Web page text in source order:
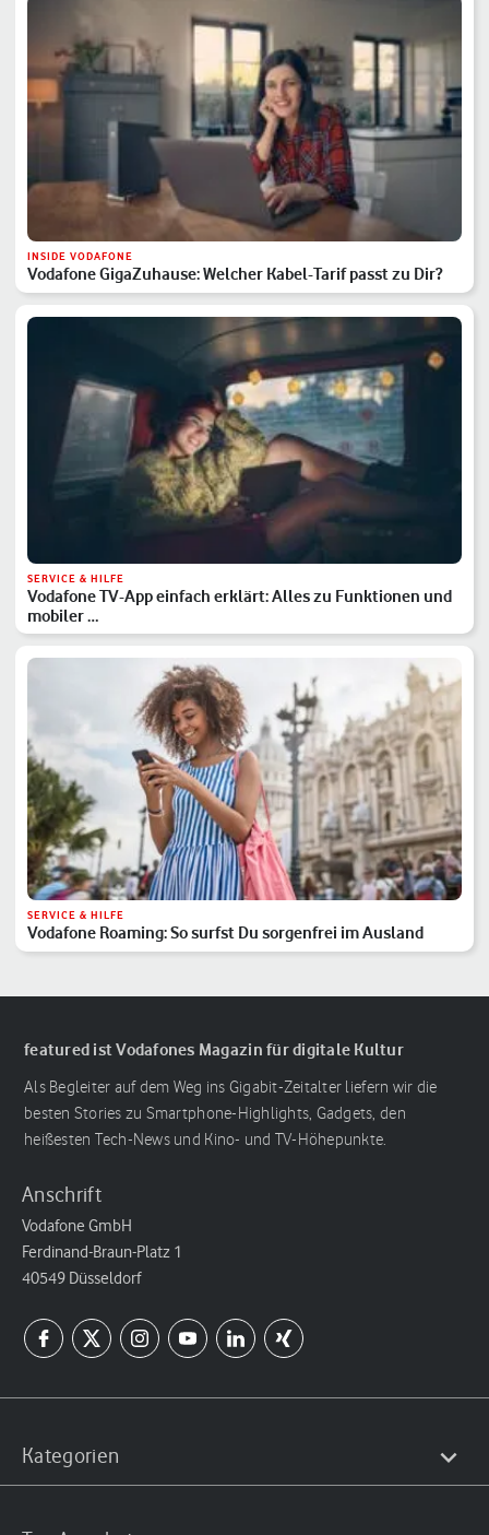
INSIDE VODAFONE
Vodafone GigaZuhause: Welcher Kabel-Tarif passt zu Dir?
SERVICE & HILFE
Vodafone TV-App einfach erklärt: Alles zu Funktionen und
mobiler …
SERVICE & HILFE
Vodafone Roaming: So surfst Du sorgenfrei im Ausland
featured ist Vodafones Magazin für digitale Kultur
Als Begleiter auf dem Weg ins Gigabit-Zeitalter liefern wir die
besten Stories zu Smartphone-Highlights, Gadgets, den
heißesten Tech-News und Kino- und TV-Höhepunkte.
Anschrift
Vodafone GmbH
Ferdinand-Braun-Platz 1
40549 Düsseldorf
Kategorien